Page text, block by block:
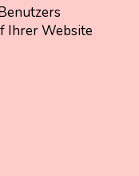
Ihrer Website